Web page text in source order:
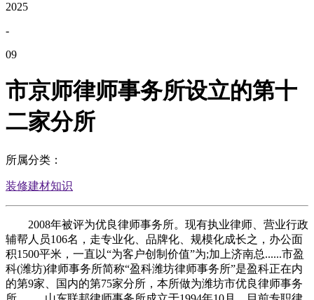
2025
-
09
市京师律师事务所设立的第十
二家分所
所属分类：
装修建材知识
2008年被评为优良律师事务所。现有执业律师、营业行政
辅帮人员106名，走专业化、品牌化、规模化成长之，办公面
积1500平米，一直以“为客户创制价值”为;加上济南总......市盈
科(潍坊)律师事务所简称“盈科潍坊律师事务所”是盈科正在内
的第9家、国内的第75家分所，本所做为潍坊市优良律师事务